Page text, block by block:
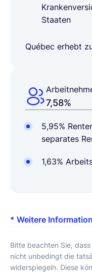
Staaten
Québec erhebt
7,58%
5,95%
separates
1,63%
* Weitere
Bitte beachten Sie,
nicht unbedingt die
widerspiegeln. Diese